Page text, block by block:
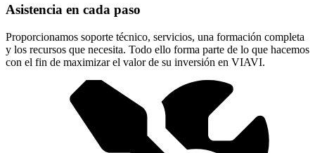
Asistencia en cada paso
Proporcionamos soporte técnico, servicios, una formación completa
y los recursos que necesita. Todo ello forma parte de lo que hacemos
con el fin de maximizar el valor de su inversión en VIAVI.